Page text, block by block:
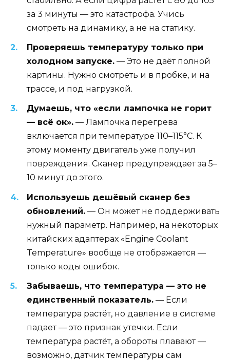
за 3 минуты — это катастрофа. Учись
смотреть на динамику, а не на статику.
Проверяешь температуру только при
холодном запуске. — Это не даёт полной
картины. Нужно смотреть и в пробке, и на
трассе, и под нагрузкой.
Думаешь, что «если лампочка не горит
— всё ок». — Лампочка перегрева
включается при температуре 110–115°C. К
этому моменту двигатель уже получил
повреждения. Сканер предупреждает за 5–
10 минут до этого.
Используешь дешёвый сканер без
обновлений. — Он может не поддерживать
нужный параметр. Например, на некоторых
китайских адаптерах «Engine Coolant
Temperature» вообще не отображается —
только коды ошибок.
Забываешь, что температура — это не
единственный показатель. — Если
температура растёт, но давление в системе
падает — это признак утечки. Если
температура растёт, а обороты плавают —
возможно, датчик температуры сам